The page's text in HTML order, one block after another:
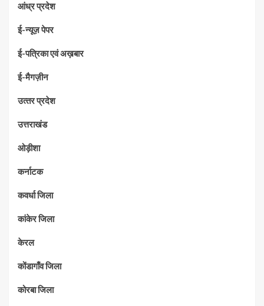
आंध्र प्रदेश
ई-न्यूज़ पेपर
ई-पत्रिका एवं अख़बार
ई-मैगज़ीन
उत्‍तर प्रदेश
उत्तराखंड
ओड़ीशा
कर्नाटक
कवर्धा जिला
कांकेर जिला
केरल
कोंडागाँव जिला
कोरबा जिला